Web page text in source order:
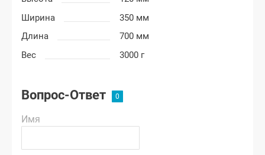
Ширина
350 мм
Длина
700 мм
Вес
3000 г
Вопрос-Ответ
Имя